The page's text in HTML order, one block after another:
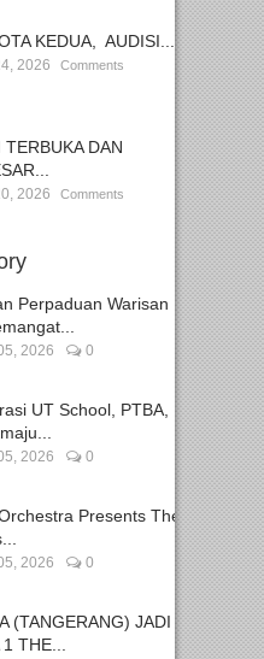
KEDUA, AUDISI...
2026
Comments
TERBUKA DAN
2026
Comments
Perpaduan Warisan
2026 0
UT School, PTBA,
2026 0
Presents The
2026 0
(TANGERANG) JADI
THE...